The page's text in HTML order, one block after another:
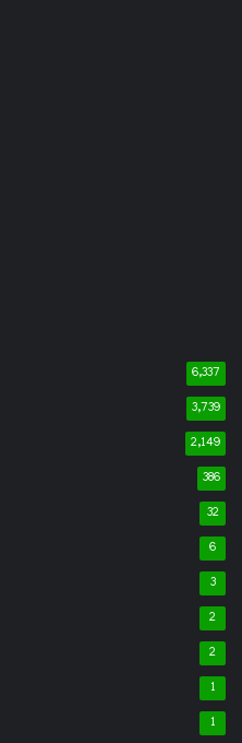
6,337
3,739
2,149
386
32
6
3
2
2
1
1